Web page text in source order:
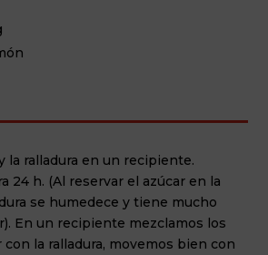
la ralladura en un recipiente.
24 h. (Al reservar el azúcar en la
se humedece y tiene mucho
En un recipiente mezclamos los
con la ralladura, movemos bien con